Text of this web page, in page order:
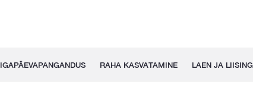
IGAPÄEVAPANGANDUS RAHA KASVATAMINE LAEN JA LIISING